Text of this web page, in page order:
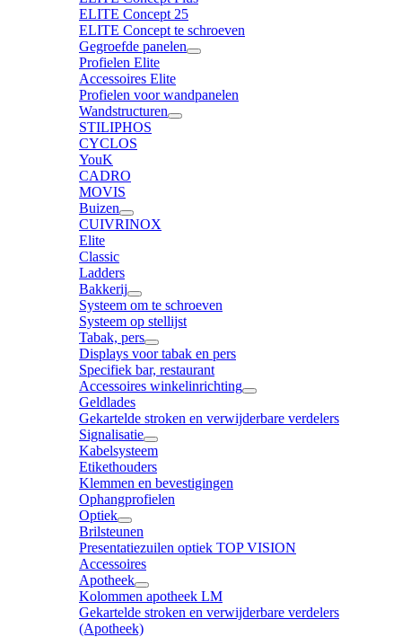
ELITE Concept 25
ELITE Concept te schroeven
Gegroefde panelen
Profielen Elite
Accessoires Elite
Profielen voor wandpanelen
Wandstructuren
STILIPHOS
CYCLOS
YouK
CADRO
MOVIS
Buizen
CUIVRINOX
Elite
Classic
Ladders
Bakkerij
Systeem om te schroeven
Systeem op stellijst
Tabak, pers
Displays voor tabak en pers
Specifiek bar, restaurant
Accessoires winkelinrichting
Geldlades
Gekartelde stroken en verwijderbare verdelers
Signalisatie
Kabelsysteem
Etikethouders
Klemmen en bevestigingen
Ophangprofielen
Optiek
Brilsteunen
Presentatiezuilen optiek TOP VISION
Accessoires
Apotheek
Kolommen apotheek LM
Gekartelde stroken en verwijderbare verdelers
(Apotheek)